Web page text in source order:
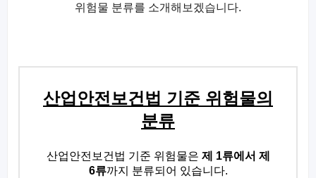
위험물 분류를 소개해보겠습니다.
산업안전보건법 기준 위험물의
분류
산업안전보건법 기준 위험물은 제 1류에서 제
6류까지 분류되어 있습니다.